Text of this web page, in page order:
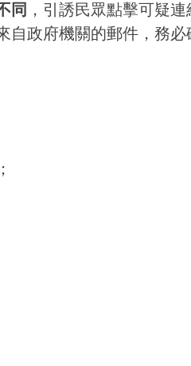
同 ，引誘民眾點擊可疑
政府機關的郵件，務必